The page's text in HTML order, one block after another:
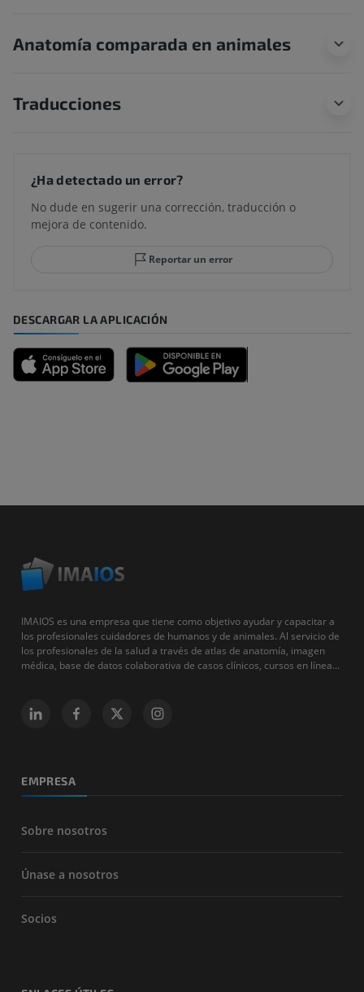
Anatomía comparada en animales
Traducciones
¿Ha detectado un error?
No dude en sugerir una corrección, traducción o
mejora de contenido.
Reportar un error
DESCARGAR LA APLICACIÓN
IMAIOS es una empresa que tiene como objetivo ayudar y capacitar a
los profesionales cuidadores de humanos y de animales. Al servicio de
los profesionales de la salud a través de atlas de anatomía, imagen
médica, base de datos colaborativa de casos clínicos, cursos en línea...
EMPRESA
Sobre nosotros
Únase a nosotros
Socios